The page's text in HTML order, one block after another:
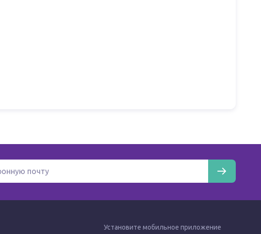
Установите мобильное приложение